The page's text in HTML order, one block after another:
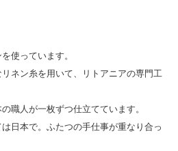
使っています。
ネン糸を用いて、リトアニアの専門工
職人が一枚ずつ仕立てています。
日本で。ふたつの手仕事が重なり合っ